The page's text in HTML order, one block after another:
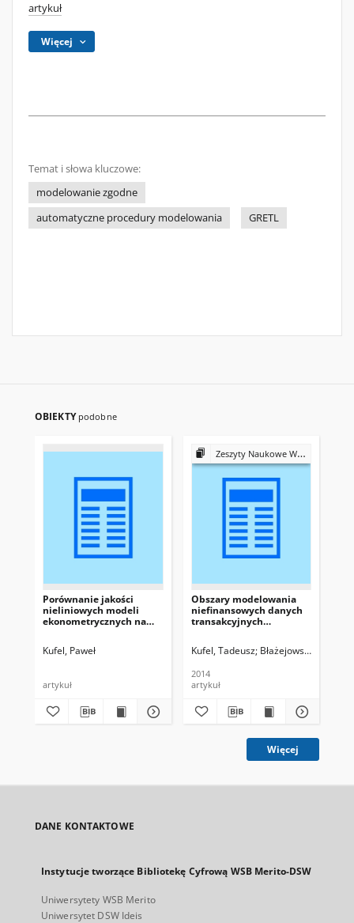
artykuł
Więcej
Temat i słowa kluczowe:
modelowanie zgodne
automatyczne procedury modelowania
GRETL
OBIEKTY podobne
Porównanie jakości
nieliniowych modeli
ekonometrycznych na
Kufel, Paweł
artykuł
Zeszyty Naukowe Wyższej Szkoły Bankowej we Wrocławiu
Obszary modelowania
niefinansowych danych
transakcyjnych
Kufel, Tadeusz Błażejowski, Marcin
2014
artykuł
Więcej
DANE KONTAKTOWE
Instytucje tworzące Bibliotekę Cyfrową WSB Merito-DSW
Uniwersytety WSB Merito
Uniwersytet DSW Ideis